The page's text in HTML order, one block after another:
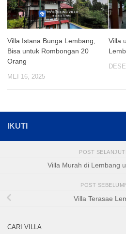
Villa Istana Bunga Lembang,
Bisa untuk Rombongan 20
Orang
MEI 16, 2025
Villa
IKUTI
POST
Villa Murah di Lembang
POST
Villa Terasae
CARI VILLA